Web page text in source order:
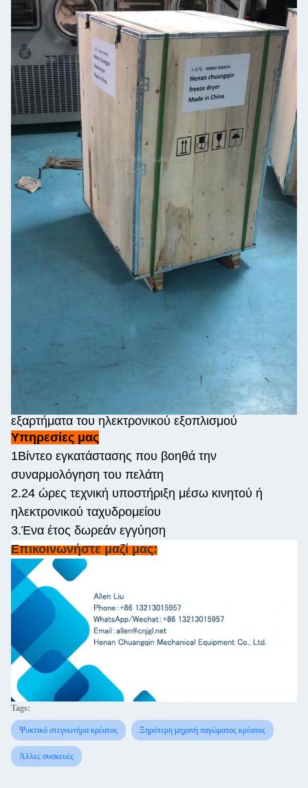
εξαρτήματα του ηλεκτρονικού εξοπλισμού
Υπηρεσίες μας
1Βίντεο εγκατάστασης που βοηθά την
συναρμολόγηση του πελάτη
2.24 ώρες τεχνική υποστήριξη μέσω κινητού ή
ηλεκτρονικού ταχυδρομείου
3.Ένα έτος δωρεάν εγγύηση
Επικοινωνήστε μαζί μας:
Tags:
Ψυκτικό στεγνωτήρα κρέατος Ξηρότερη μηχανή παγώματος κρέατος
Άλλες συσκευές